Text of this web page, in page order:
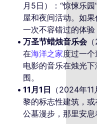
月5日）：“惊悚乐
屋和夜间活动。如
一次不容错过的体验
万圣节蜡烛音乐会（
在海洋之家度过一
电影的音乐在烛光
围。
11月1日 （2024年
黎的标志性建筑，
公墓漫步，那里安息